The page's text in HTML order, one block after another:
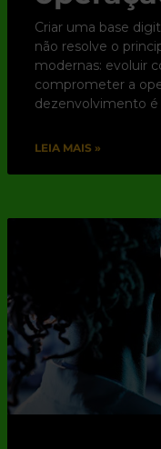
Criar uma base
não resolve o
modernas: evoluir
comprometer a
dezenvolvimento
LEIA MAIS »